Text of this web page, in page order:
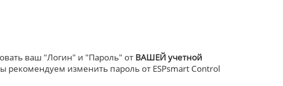
ваш "Логин" и "Пароль" от ВАШЕЙ учетной
рекомендуем изменить пароль от ESPsmart Control